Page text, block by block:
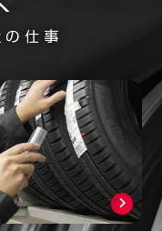
の仕事